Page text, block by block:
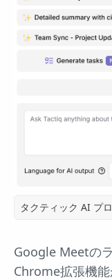
タクティック AI プ
Google Meetの
Chrome拡張機